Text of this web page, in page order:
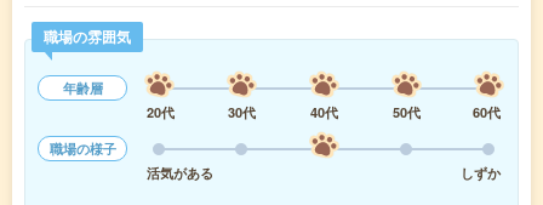
職場の雰囲気
年齢層
20代
30代 40代 50代
60代
職場の様子
活気がある
しずか